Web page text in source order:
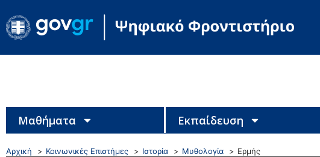
Μαθήματα Εκπαίδευση
Αρχική Κοινωνικές Επιστήμες Ιστορία Μυθολογία Ερμής